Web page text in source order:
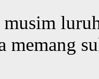
memang